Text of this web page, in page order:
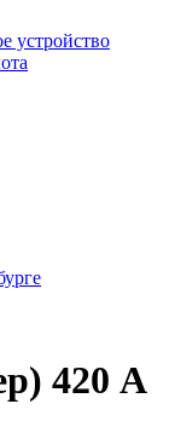
устройство
420 А